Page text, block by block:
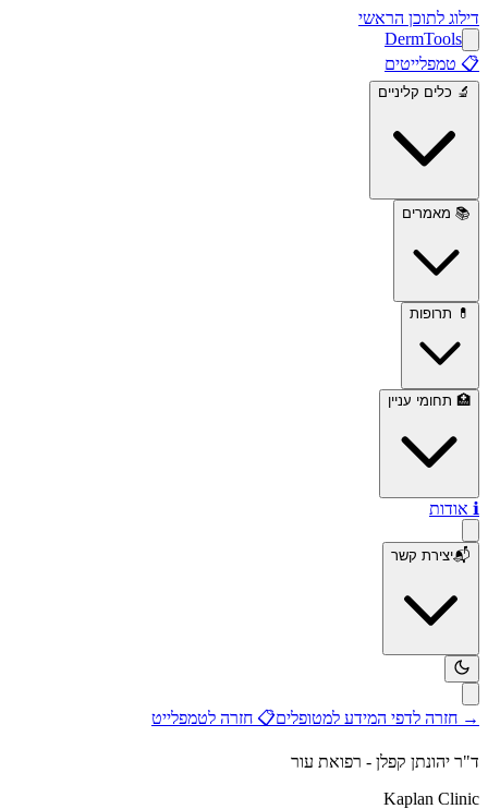
דילוג לתוכן הראשי
DermTools
📋 טמפלייטים
🔬 כלים קליניים
📚 מאמרים
💊 תרופות
🏥 תחומי עניין
ℹ️ אודות
📬יצירת קשר
→ חזרה לדפי המידע למטופלים📋 חזרה לטמפלייט
ד"ר יהונתן קפלן - רפואת עור
Kaplan Clinic